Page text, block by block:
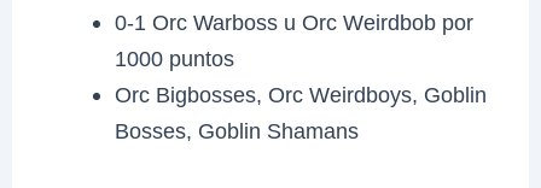
0-1 Orc Warboss u Orc Weirdbob por
1000 puntos
Orc Bigbosses, Orc Weirdboys, Goblin
Bosses, Goblin Shamans